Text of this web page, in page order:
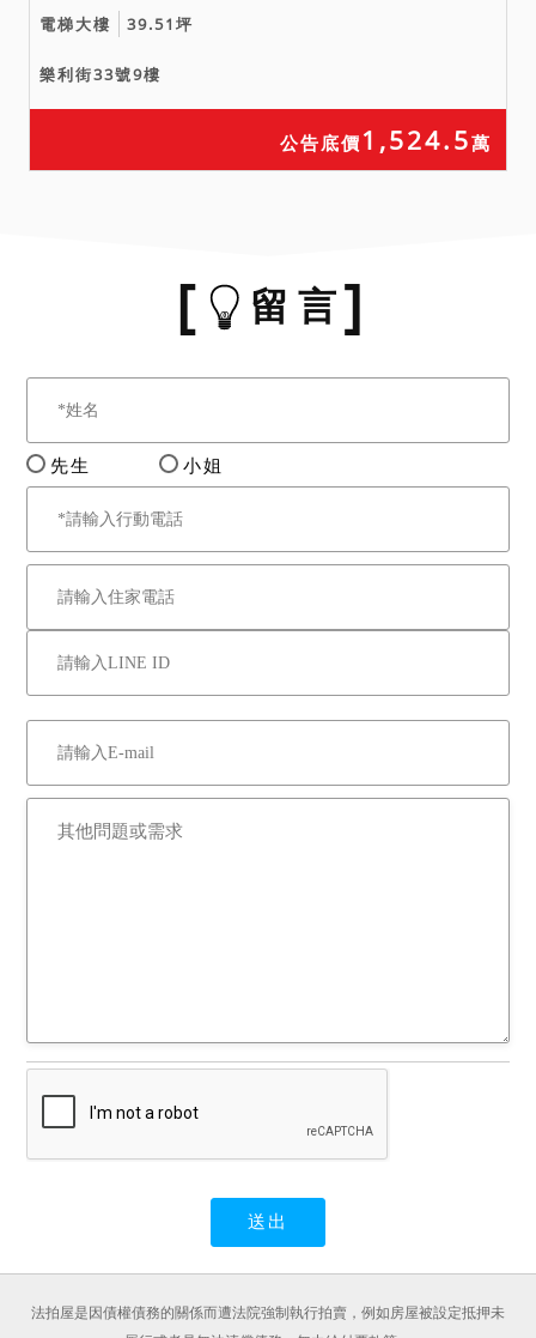
最高者得標。
三、保證金新台幣：
電梯大樓 39.51坪
樂利街33號9樓
公告底價 1,524.5萬
留 言
先生 小姐
法拍屋是因債權債務的關係而遭法院強制執行拍賣，例如房屋被設定抵押未